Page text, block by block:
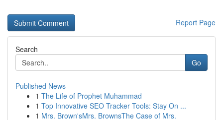
Report Page
Search
Go
Published News
1 The Life of Prophet Muhammad
1 Top Innovative SEO Tracker Tools: Stay On ...
1 Mrs. Brown'sMrs. BrownsThe Case of Mrs.